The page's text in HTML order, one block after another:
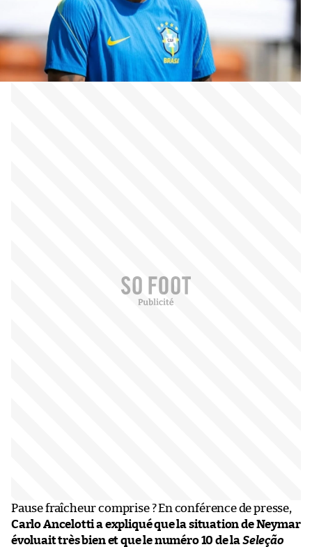
Pause fraîcheur comprise ? En conférence de presse,
Carlo Ancelotti a expliqué que la situation de Neymar
évoluait très bien et que le numéro 10 de laSeleção